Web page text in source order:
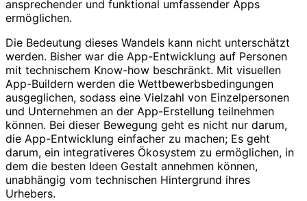
ansprechender und funktional umfassender Apps
ermöglichen.
Die Bedeutung dieses Wandels kann nicht unterschätzt
werden. Bisher war die App-Entwicklung auf Personen
mit technischem Know-how beschränkt. Mit visuellen
App-Buildern werden die Wettbewerbsbedingungen
ausgeglichen, sodass eine Vielzahl von Einzelpersonen
und Unternehmen an der App-Erstellung teilnehmen
können. Bei dieser Bewegung geht es nicht nur darum,
die App-Entwicklung einfacher zu machen; Es geht
darum, ein integrativeres Ökosystem zu ermöglichen, in
dem die besten Ideen Gestalt annehmen können,
unabhängig vom technischen Hintergrund ihres
Urhebers.